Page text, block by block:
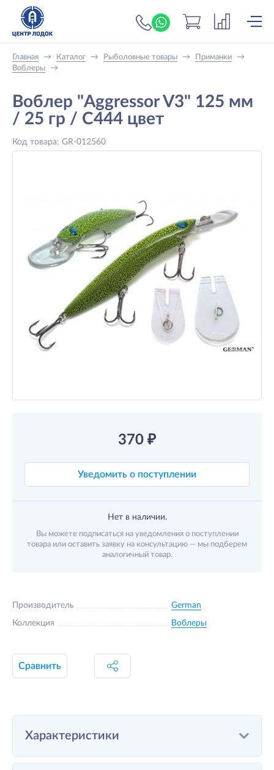
+7 (919) 698-56-
Главная → Каталог → Рыболовные товары → Приманки
→
Воблеры
→
Воблер "Aggressor V3" 125 мм
/ 25 гр / C444 цвет
Код товара: GR-012560
370 ₽
Уведомить о поступлении
Нет в наличии.
Вы можете подписаться на уведомления о поступлении
товара или оставить заявку на консультацию — мы подберем
аналогичный товар.
Производитель German
Коллекция Воблеры
Сравнить
Характеристики